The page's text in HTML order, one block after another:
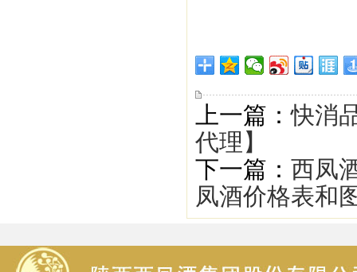
上一篇：快消
代理】
下一篇： 西凤
凤酒价格表和